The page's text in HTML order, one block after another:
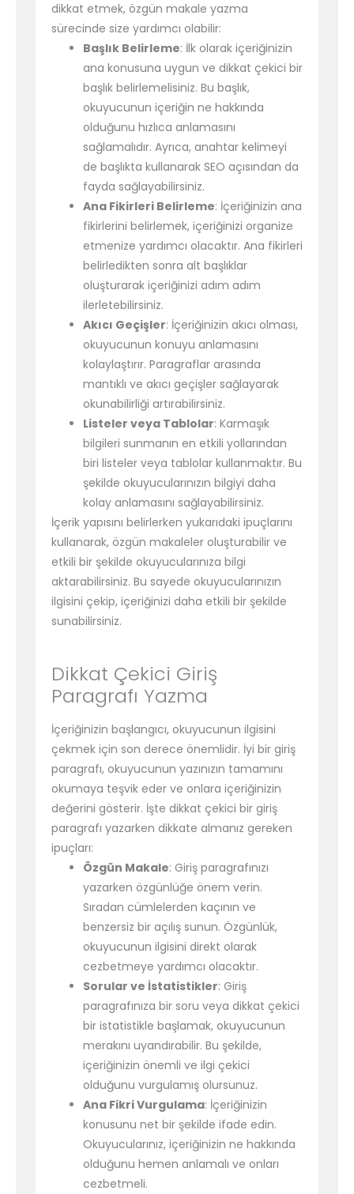
dikkat etmek, özgün makale yazma
sürecinde size yardımcı olabilir:
Başlık Belirleme: İlk olarak içeriğinizin
ana konusuna uygun ve dikkat çekici bir
başlık belirlemelisiniz. Bu başlık,
okuyucunun içeriğin ne hakkında
olduğunu hızlıca anlamasını
sağlamalıdır. Ayrıca, anahtar kelimeyi
de başlıkta kullanarak SEO açısından da
fayda sağlayabilirsiniz.
Ana Fikirleri Belirleme: İçeriğinizin ana
fikirlerini belirlemek, içeriğinizi organize
etmenize yardımcı olacaktır. Ana fikirleri
belirledikten sonra alt başlıklar
oluşturarak içeriğinizi adım adım
ilerletebilirsiniz.
Akıcı Geçişler: İçeriğinizin akıcı olması,
okuyucunun konuyu anlamasını
kolaylaştırır. Paragraflar arasında
mantıklı ve akıcı geçişler sağlayarak
okunabilirliği artırabilirsiniz.
Listeler veya Tablolar: Karmaşık
bilgileri sunmanın en etkili yollarından
biri listeler veya tablolar kullanmaktır. Bu
şekilde okuyucularınızın bilgiyi daha
kolay anlamasını sağlayabilirsiniz.
İçerik yapısını belirlerken yukarıdaki ipuçlarını
kullanarak, özgün makaleler oluşturabilir ve
etkili bir şekilde okuyucularınıza bilgi
aktarabilirsiniz. Bu sayede okuyucularınızın
ilgisini çekip, içeriğinizi daha etkili bir şekilde
sunabilirsiniz.
Dikkat Çekici Giriş
Paragrafı Yazma
İçeriğinizin başlangıcı, okuyucunun ilgisini
çekmek için son derece önemlidir. İyi bir giriş
paragrafı, okuyucunun yazınızın tamamını
okumaya teşvik eder ve onlara içeriğinizin
değerini gösterir. İşte dikkat çekici bir giriş
paragrafı yazarken dikkate almanız gereken
ipuçları:
Özgün Makale: Giriş paragrafınızı
yazarken özgünlüğe önem verin.
Sıradan cümlelerden kaçının ve
benzersiz bir açılış sunun. Özgünlük,
okuyucunun ilgisini direkt olarak
cezbetmeye yardımcı olacaktır.
Sorular ve İstatistikler: Giriş
paragrafınıza bir soru veya dikkat çekici
bir istatistikle başlamak, okuyucunun
merakını uyandırabilir. Bu şekilde,
içeriğinizin önemli ve ilgi çekici
olduğunu vurgulamış olursunuz.
Ana Fikri Vurgulama: İçeriğinizin
konusunu net bir şekilde ifade edin.
Okuyucularınız, içeriğinizin ne hakkında
olduğunu hemen anlamalı ve onları
cezbetmeli.